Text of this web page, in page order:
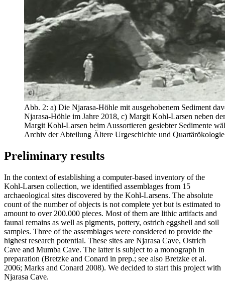
Abb. 2: a) Die Njarasa-Höhle mit ausgehobenem Sediment
Njarasa-Höhle im Jahre 2018, c) Margit Kohl-Larsen neben
Margit Kohl-Larsen beim Aussortieren gesiebter Sedimente
Archiv der Abteilung Ältere Urgeschichte und
Preliminary results
In the context of establishing a computer-based inventory of the
Kohl-Larsen collection, we identified assemblages from 15
archaeological sites discovered by the Kohl-Larsens. The absolute
count of the number of objects is not complete yet but is estimated to
amount to over 200.000 pieces. Most of them are lithic artifacts and
faunal remains as well as pigments, pottery, ostrich eggshell and soil
samples. Three of the assemblages were considered to provide the
highest research potential. These sites are Njarasa Cave, Ostrich
Cave and Mumba Cave. The latter is subject to a monograph in
preparation (Bretzke and Conard in prep.; see also Bretzke et al.
2006; Marks and Conard 2008). We decided to start this project with
Njarasa Cave.